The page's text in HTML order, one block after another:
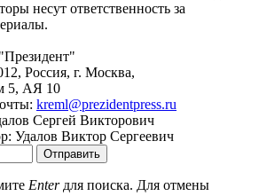
несут ответственность за
Россия, г. Москва,
5, АЯ 10
kreml@prezidentpress.ru
Сергей Викторович
Удалов Виктор Сергеевич
Отправить
Enterдля поиска. Для отмены